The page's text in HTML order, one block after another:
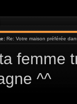
Re: Votre maison préférée
femme
^^